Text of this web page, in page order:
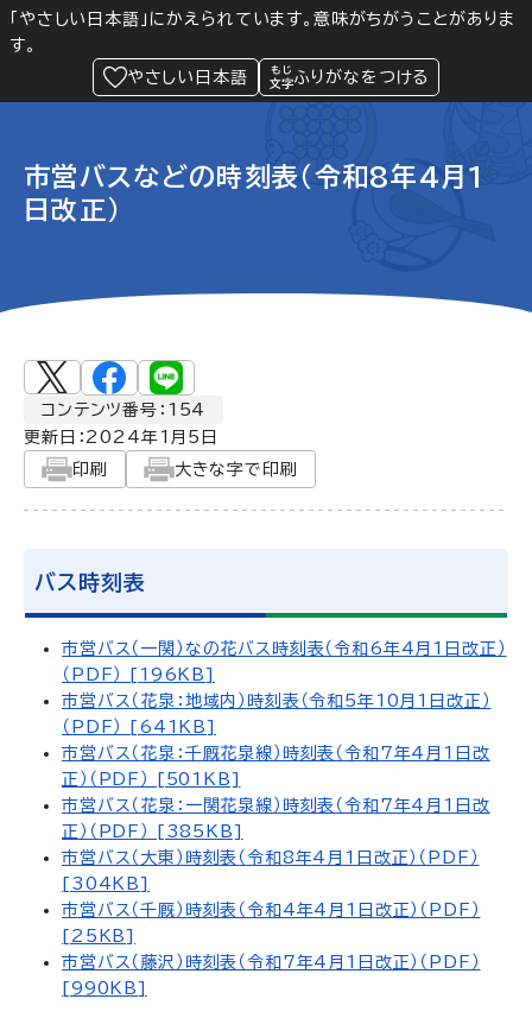
「やさしい日本語」にかえられています。意味がちがうことがありま
す。
やさしい日本語
ふりがなをつける
Language 閲覧支援
緊急情報
市営バスなどの時刻表（令和8年4月1
日改正）
コンテンツ番号：154
更新日： 2024年1月5日
印刷
大きな字で印刷
バス時刻表
市営バス（一関）なの花バス時刻表（令和6年4月1日改正）
（PDF） [196KB]
市営バス（花泉：地域内）時刻表（令和5年10月1日改正）
（PDF） [641KB]
市営バス（花泉：千厩花泉線）時刻表（令和7年4月1日改
正）（PDF） [501KB]
市営バス（花泉：一関花泉線）時刻表（令和7年4月1日改
正）（PDF） [385KB]
市営バス（大東）時刻表（令和8年4月1日改正）（PDF）
[304KB]
市営バス（千厩）時刻表（令和4年4月1日改正）（PDF）
[25KB]
市営バス（藤沢）時刻表（令和7年4月1日改正）（PDF）
[990KB]